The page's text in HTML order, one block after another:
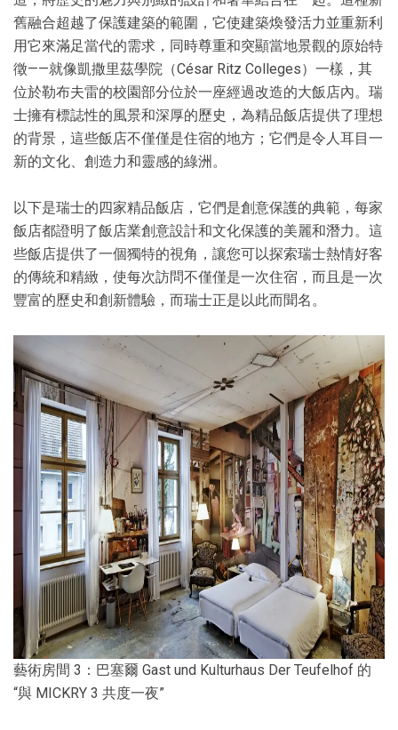
舊融合超越了保護建築的範圍，它使建築煥發活力並重新利
用它來滿足當代的需求，同時尊重和突顯當地景觀的原始特
徵——就像凱撒里茲學院（César Ritz Colleges）一樣，其
位於勒布夫雷的校園部分位於一座經過改造的大飯店內。瑞
士擁有標誌性的風景和深厚的歷史，為精品飯店提供了理想
的背景，這些飯店不僅僅是住宿的地方；它們是令人耳目一
新的文化、創造力和靈感的綠洲。
以下是瑞士的四家精品飯店，它們是創意保護的典範，每家
飯店都證明了飯店業創意設計和文化保護的美麗和潛力。這
些飯店提供了一個獨特的視角，讓您可以探索瑞士熱情好客
的傳統和精緻，使每次訪問不僅僅是一次住宿，而且是一次
豐富的歷史和創新體驗，而瑞士正是以此而聞名。
藝術房間 3：巴塞爾 Gast und Kulturhaus Der Teufelhof 的
“與 MICKRY 3 共度一夜”